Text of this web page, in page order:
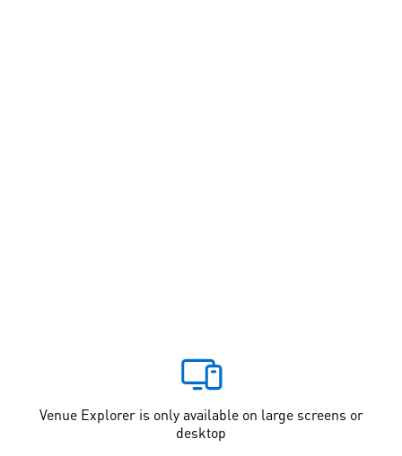
Venue Explorer is only available on large screens or
desktop